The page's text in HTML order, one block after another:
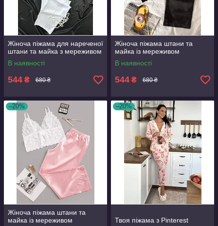
Жіноча піжама для нареченої
штани та майка з мереживом
В наявності
544 ₴ 680 ₴
Жіноча піжама штани та
майка із мереживом
В наявності
544 ₴ 680 ₴
–20%
Жіноча піжама штани та
майка із мереживом
–20%
Твоя піжама з Pinterest